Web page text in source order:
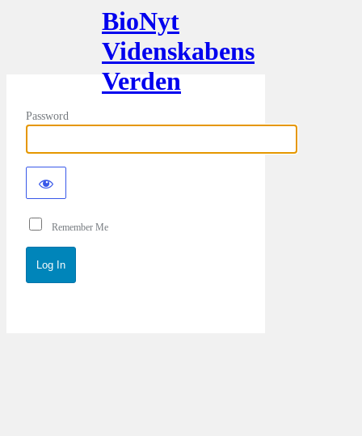
BioNyt
Videnskabens
Verden
Password
Remember Me